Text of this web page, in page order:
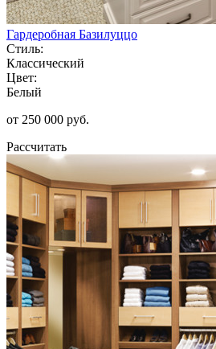
Гардеробная Базилуццо
Стиль:
Классический
Цвет:
Белый
от 250 000 руб.
Рассчитать